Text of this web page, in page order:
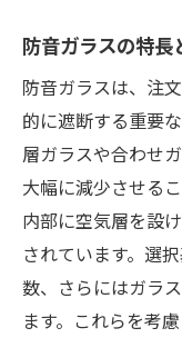
防音ガラスの特長
防音ガラスは、注
的に遮断する重要
層ガラスや合わせ
大幅に減少させる
内部に空気層を設
されています。選
数、さらにはガラ
ます。これらを考